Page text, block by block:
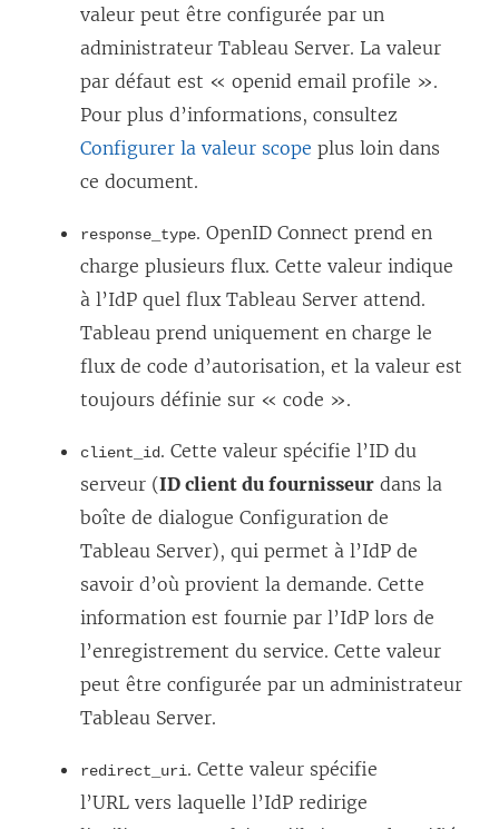
valeur peut être configurée par un
administrateur Tableau Server. La valeur
par défaut est « openid email profile ».
Pour plus d’informations, consultez
Configurer la valeur scope plus loin dans
ce document.
response_type. OpenID Connect prend en
charge plusieurs flux. Cette valeur indique
à l’IdP quel flux Tableau Server attend.
Tableau prend uniquement en charge le
flux de code d’autorisation, et la valeur est
toujours définie sur « code ».
client_id. Cette valeur spécifie l’ID du
serveur (ID client du fournisseur dans la
boîte de dialogue Configuration de
Tableau Server), qui permet à l’IdP de
savoir d’où provient la demande. Cette
information est fournie par l’IdP lors de
l’enregistrement du service. Cette valeur
peut être configurée par un administrateur
Tableau Server.
redirect_uri. Cette valeur spécifie
l’URL vers laquelle l’IdP redirige